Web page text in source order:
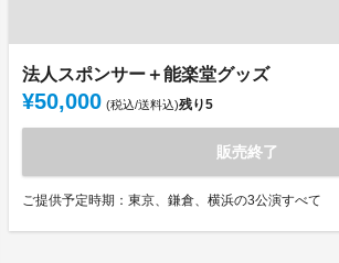
法人スポンサー＋能楽堂グッズ
¥50,000 (税込/送料込)残り5
販売終了
ご提供予定時期：東京、鎌倉、横浜の3公演すべて